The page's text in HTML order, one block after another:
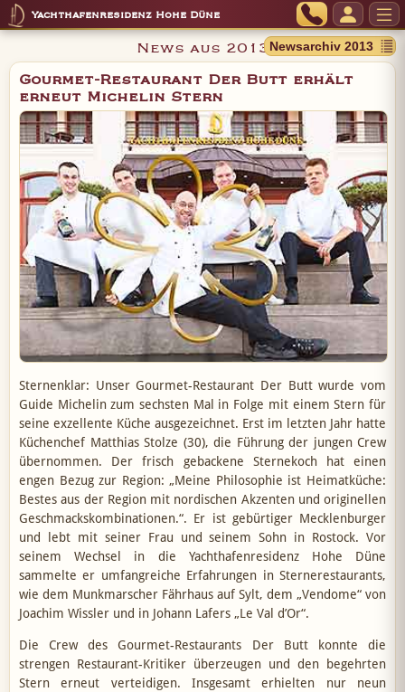
Yachthafenresidenz Hohe Düne
News aus 2013
Gourmet-Restaurant Der Butt erhält
erneut Michelin Stern
Sternenklar: Unser Gourmet-Restaurant Der Butt wurde vom
Guide Michelin zum sechsten Mal in Folge mit einem Stern für
seine exzellente Küche ausgezeichnet. Erst im letzten Jahr hatte
Küchenchef Matthias Stolze (30), die Führung der jungen Crew
übernommen. Der frisch gebackene Sternekoch hat einen
engen Bezug zur Region: „Meine Philosophie ist Heimatküche:
Bestes aus der Region mit nordischen Akzenten und originellen
Geschmackskombinationen.“. Er ist gebürtiger Mecklenburger
und lebt mit seiner Frau und seinem Sohn in Rostock. Vor
seinem Wechsel in die Yachthafenresidenz Hohe Düne
sammelte er umfangreiche Erfahrungen in Sternerestaurants,
wie dem Munkmarscher Fährhaus auf Sylt, dem „Vendome“ von
Joachim Wissler und in Johann Lafers „Le Val d’Or“.
Die Crew des Gourmet-Restaurants Der Butt konnte die
strengen Restaurant-Kritiker überzeugen und den begehrten
Stern erneut verteidigen. Insgesamt erhielten nur neun